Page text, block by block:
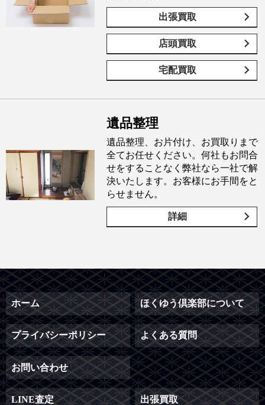
出張買取
店頭買取
宅配買取
遺品整理
遺品整理、お片付け、お買取りまで
全てお任せください。何社もお問合
せをすることなく弊社なら一社で解
決いたします。お客様にお手間をと
らせません。
詳細
ホーム ほくゆう倶楽部について
プライバシーポリシー よくある質問
お問い合わせ
LINE査定 出張買取